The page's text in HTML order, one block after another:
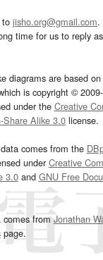
to jisho.org@gmail.com.
time for us to reply
diagrams are based
is copyright ©
under the Creative
Share Alike 3.0license.
comes from the
underCreative
3.0and GNU Free
comes fromJonathan
page.